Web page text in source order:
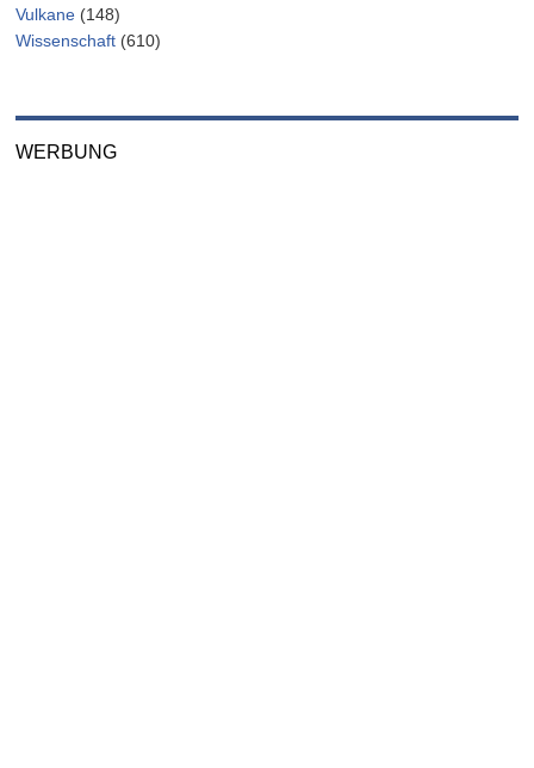
Vulkane (148)
Wissenschaft (610)
WERBUNG